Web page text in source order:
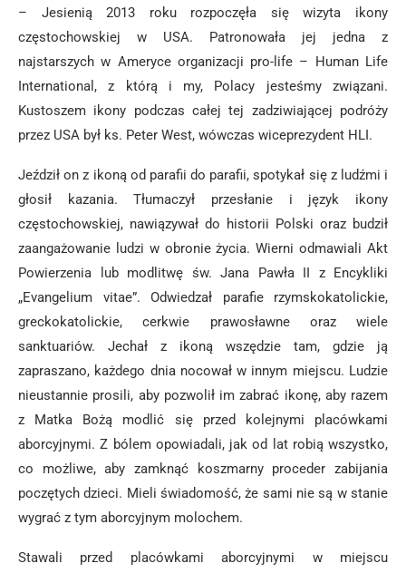
– Jesienią 2013 roku rozpoczęła się wizyta ikony
częstochowskiej w USA. Patronowała jej jedna z
najstarszych w Ameryce organizacji pro-life – Human Life
International, z którą i my, Polacy jesteśmy związani.
Kustoszem ikony podczas całej tej zadziwiającej podróży
przez USA był ks. Peter West, wówczas wiceprezydent HLI.
Jeździł on z ikoną od parafii do parafii, spotykał się z ludźmi i
głosił kazania. Tłumaczył przesłanie i język ikony
częstochowskiej, nawiązywał do historii Polski oraz budził
zaangażowanie ludzi w obronie życia. Wierni odmawiali Akt
Powierzenia lub modlitwę św. Jana Pawła II z Encykliki
„Evangelium vitae”. Odwiedzał parafie rzymskokatolickie,
greckokatolickie, cerkwie prawosławne oraz wiele
sanktuariów. Jechał z ikoną wszędzie tam, gdzie ją
zapraszano, każdego dnia nocował w innym miejscu. Ludzie
nieustannie prosili, aby pozwolił im zabrać ikonę, aby razem
z Matka Bożą modlić się przed kolejnymi placówkami
aborcyjnymi. Z bólem opowiadali, jak od lat robią wszystko,
co możliwe, aby zamknąć koszmarny proceder zabijania
poczętych dzieci. Mieli świadomość, że sami nie są w stanie
wygrać z tym aborcyjnym molochem.
Stawali przed placówkami aborcyjnymi w miejscu